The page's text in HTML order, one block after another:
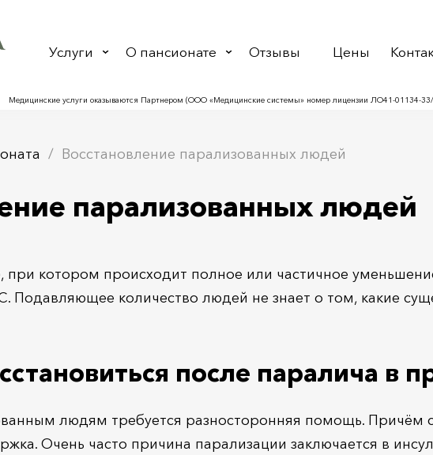
Услуги О пансионате Отзывы Цены
Медицинские услуги оказываются Партнером (ООО «Медицинские системы» номер лицензии ЛО41-01134-
Восстановление парализованных людей
парализованных людей
при котором происходит полное или частичное
Подавляющее количество людей не знает о том, какие
после паралича в
людям требуется разносторонняя помощь. Причём
Очень часто причина парализации заключается в